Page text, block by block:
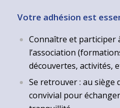
Votre adhésion est
Connaître et participer
l’association
découvertes, activités,
Se retrouver : au siège
convivial pour